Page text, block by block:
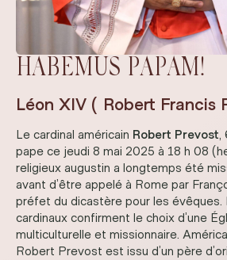
HABEMUS PAPAM!
Léon XIV ( Robert Francis
Le cardinal américain Robert Prevost
pape ce jeudi 8 mai 2025 à 18 h 08
religieux augustin a longtemps été
avant d’être appelé à Rome par
préfet du dicastère pour les évêques.
cardinaux confirment le choix d’une
multiculturelle et missionnaire.
Robert Prevost est issu d’un père